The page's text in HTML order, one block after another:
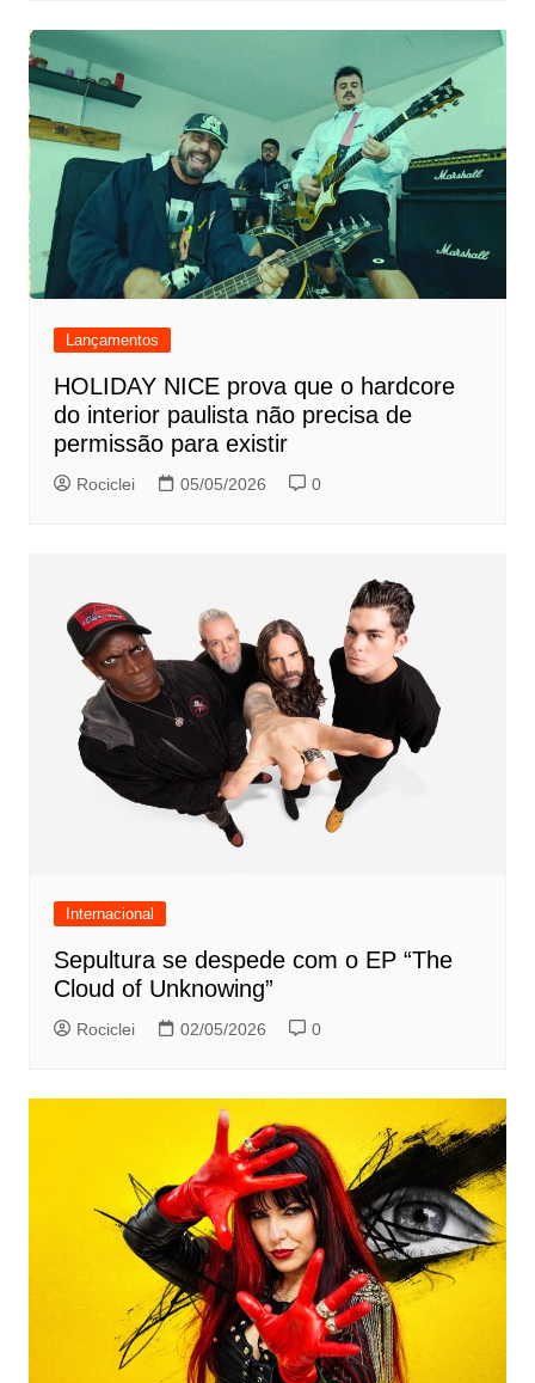
Lançamentos
HOLIDAY NICE prova que o hardcore
do interior paulista não precisa de
permissão para existir
Rociclei 05/05/2026 0
Internacional
Sepultura se despede com o EP “The
Cloud of Unknowing”
Rociclei 02/05/2026 0